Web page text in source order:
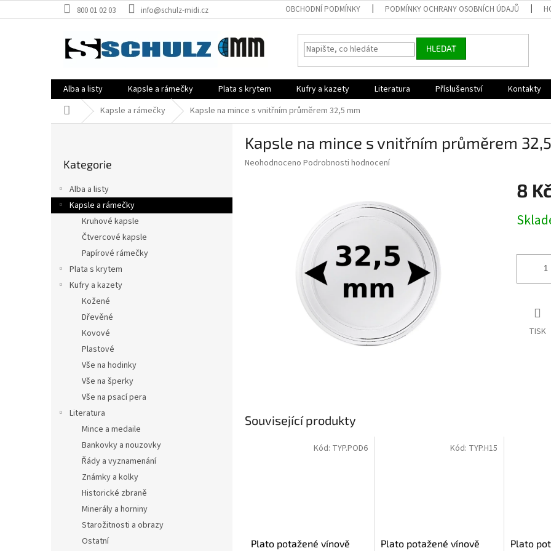
na
800 01 02 03 info@schulz-midi.cz OBCHODNÍ PODMÍNKY PODMÍNKY OCHRANY OSOBNÍCH ÚDAJŮ
HLEDAT
Alba a listy Kapsle a rámečky Plata s krytem Kufry a kazety Literatura Příslušenství Kontakty
Domů Kapsle a rámečky Kapsle na mince s vnitřním průměrem 32,5 mm
a
n
kategorie
Kategorie
Alba a listy
Kapsle a rámečky
Kruhové kapsle
Čtvercové kapsle
Papírové rámečky
Plata s krytem
Kufry a kazety
Kožené
Dřevěné
Kovové
Plastové
Vše na hodinky
Vše na šperky
Vše na psací pera
Literatura
Mince a medaile
Bankovky a nouzovky
Řády a vyznamenání
Známky a kolky
Historické zbraně
Minerály a horniny
Starožitnosti a obrazy
Ostatní
Kapsle na mince s vnitřním průměrem
Průměrné
Neohodnoceno Podrobnosti hodnocení
8
cena:
TISK
Související produkty
Plato potažené vínově
Kód: TYP.POD6
Plato potažené vínově
Kód: TYP.H15
Plato